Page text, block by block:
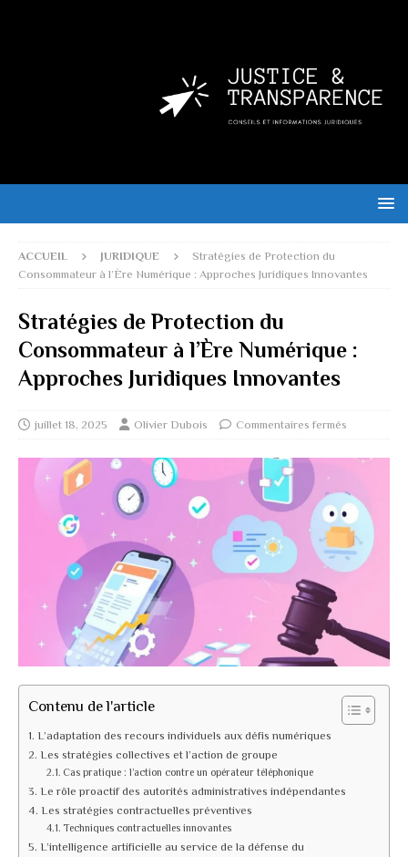
ACCUEIL JURIDIQUE
Stratégies de Protection du
Consommateur à l’Ère Numérique : Approches Juridiques Innovantes
Stratégies de Protection du
Consommateur à l’Ère Numérique :
Approches Juridiques Innovantes
juillet 18, 2025 Olivier Dubois Commentaires fermés
Contenu de l'article
L’adaptation des recours individuels aux défis numériques
Les stratégies collectives et l’action de groupe
Cas pratique : l’action contre un opérateur téléphonique
Le rôle proactif des autorités administratives indépendantes
Les stratégies contractuelles préventives
Techniques contractuelles innovantes
L’intelligence artificielle au service de la défense du